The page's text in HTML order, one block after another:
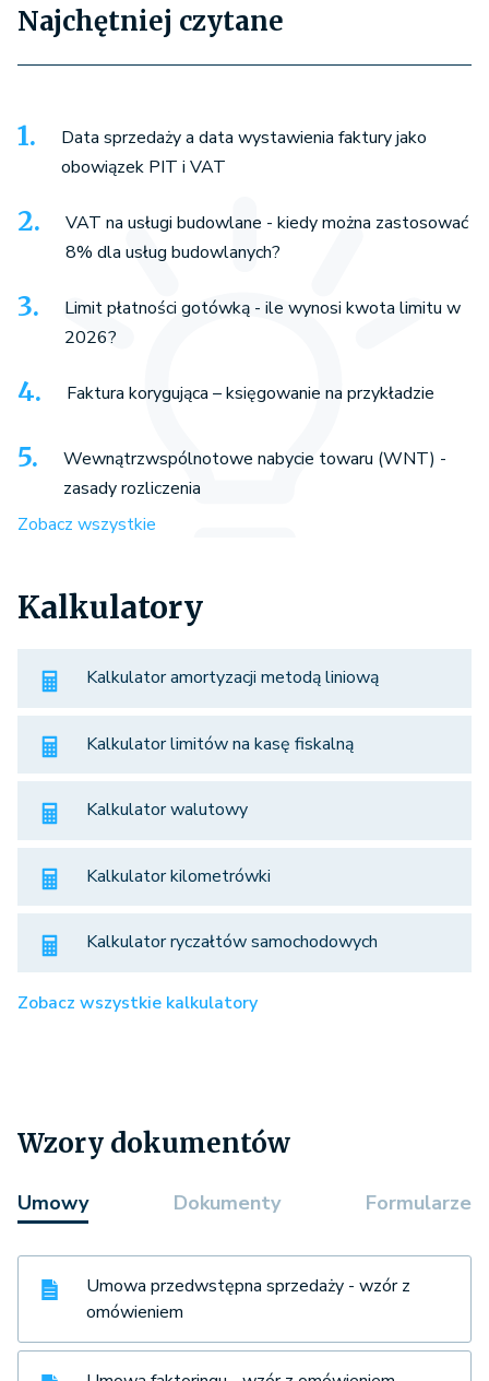
Najchętniej czytane
Data sprzedaży a data wystawienia faktury jako
obowiązek PIT i VAT
VAT na usługi budowlane - kiedy można zastosować
8% dla usług budowlanych?
Limit płatności gotówką - ile wynosi kwota limitu w
2026?
Faktura korygująca – księgowanie na przykładzie
Wewnątrzwspólnotowe nabycie towaru (WNT) -
zasady rozliczenia
Zobacz wszystkie
Kalkulatory
Kalkulator amortyzacji metodą liniową
Kalkulator limitów na kasę fiskalną
Kalkulator walutowy
Kalkulator kilometrówki
Kalkulator ryczałtów samochodowych
Zobacz wszystkie kalkulatory
Wzory dokumentów
Umowy Dokumenty Formularze
Umowa przedwstępna sprzedaży - wzór z
omówieniem